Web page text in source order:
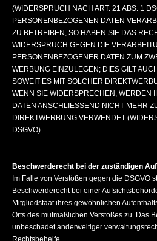
(WIDERSPRUCH NACH ART. 21 ABS. 1
PERSONENBEZOGENEN DATEN
ZU BETREIBEN, SO HABEN SIE DAS
WIDERSPRUCH GEGEN DIE
PERSONENBEZOGENER DATEN ZUM
WERBUNG EINZULEGEN; DIES GILT
SOWEIT ES MIT SOLCHER
WENN SIE WIDERSPRECHEN, WERDEN
DATEN ANSCHLIESSEND NICHT MEHR
DIREKTWERBUNG VERWENDET
DSGVO).
Beschwerderecht bei der zuständigen
Im Falle von Verstößen gegen die DSGVO
Beschwerderecht bei einer
Mitgliedstaat ihres gewöhnlichen
Orts des mutmaßlichen Verstoßes zu. Das
unbeschadet anderweitiger
Rechtsbehelfe.